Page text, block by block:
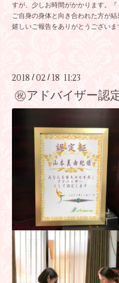
すが、少しお時間がかかります。
ご自身の身体と向き合われた方が
嬉しいご報告をありがとうござい
2018 /02 / 18 11:23
㊗️アドバイザー認